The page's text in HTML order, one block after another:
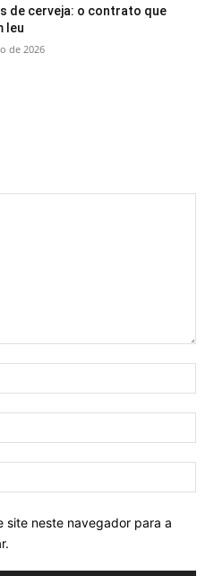
de cerveja: o contrato que
leu
de 2026
site neste navegador para a